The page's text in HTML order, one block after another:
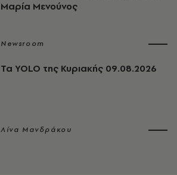
Μαρία Μενούνος
Newsroom
Τα YOLO της Κυριακής 09.08.2026
Λίνα Μανδράκου